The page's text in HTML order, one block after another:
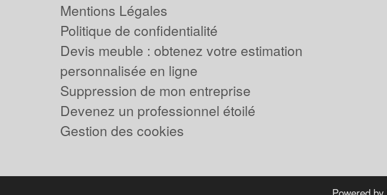
Mentions Légales
Politique de confidentialité
Devis meuble : obtenez votre estimation
personnalisée en ligne
Suppression de mon entreprise
Devenez un professionnel étoilé
Gestion des cookies